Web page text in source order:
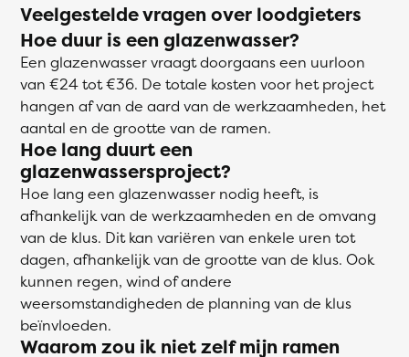
Veelgestelde vragen over loodgieters
Hoe duur is een glazenwasser?
Een glazenwasser vraagt doorgaans een uurloon
van €24 tot €36. De totale kosten voor het project
hangen af van de aard van de werkzaamheden, het
aantal en de grootte van de ramen.
Hoe lang duurt een
glazenwassersproject?
Hoe lang een glazenwasser nodig heeft, is
afhankelijk van de werkzaamheden en de omvang
van de klus. Dit kan variëren van enkele uren tot
dagen, afhankelijk van de grootte van de klus. Ook
kunnen regen, wind of andere
weersomstandigheden de planning van de klus
beïnvloeden.
Waarom zou ik niet zelf mijn ramen